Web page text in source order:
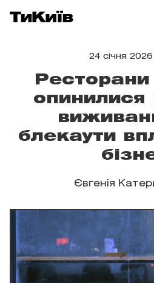
24 січня
Ресторани
опинилися
блекаути
Євгенія